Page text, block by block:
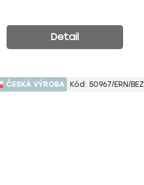
Detail
ČESKÁ VÝROBA Kód: 50967/ERN/BEZ